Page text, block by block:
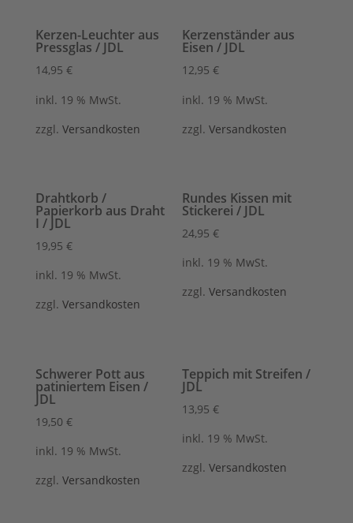
Kerzen-Leuchter aus
Pressglas / JDL
14,95 €
inkl. 19 % MwSt.
zzgl. Versandkosten
Kerzenständer aus
Eisen / JDL
12,95€
inkl. 19 % MwSt.
zzgl.Versandkosten
Drahtkorb /
Papierkorb aus Draht
I / JDL
19,95 €
inkl. 19 % MwSt.
zzgl. Versandkosten
Rundes Kissen mit
Stickerei / JDL
24,95€
inkl. 19 % MwSt.
zzgl.Versandkosten
Schwerer Pott aus
patiniertem Eisen /
JDL
19,50 €
inkl. 19 % MwSt.
zzgl. Versandkosten
Teppich mit Streifen /
JDL
13,95€
inkl. 19 % MwSt.
zzgl.Versandkosten